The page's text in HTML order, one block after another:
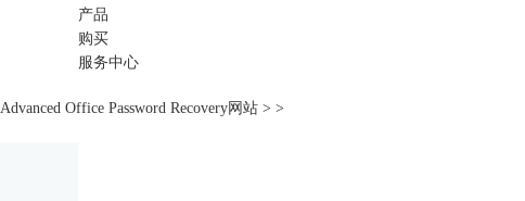
产品
购买
服务中心
Advanced Office Password Recovery网站 > >